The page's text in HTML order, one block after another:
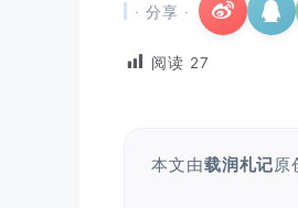
· 分享 ·
阅读 27
本文由载润札记原